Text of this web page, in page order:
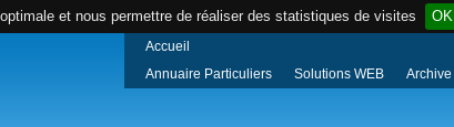
et nous permettre de réaliser des statistiques de visites OK
Accueil
Annuaire Particuliers
Solutions WEB Archive